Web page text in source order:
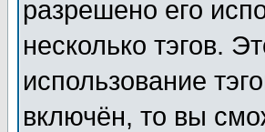
разрешено его
несколько тэгов.
использование
включён, то вы